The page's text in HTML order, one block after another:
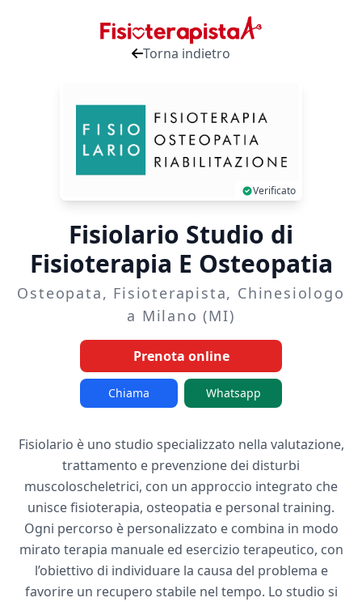
Torna indietro
Verificato
Fisiolario Studio di
Fisioterapia E Osteopatia
Osteopata, Fisioterapista, Chinesiologo
a Milano (MI)
Prenota online
Chiama Whatsapp
Fisiolario è uno studio specializzato nella valutazione,
trattamento e prevenzione dei disturbi
muscoloscheletrici, con un approccio integrato che
unisce fisioterapia, osteopatia e personal training.
Ogni percorso è personalizzato e combina in modo
mirato terapia manuale ed esercizio terapeutico, con
l’obiettivo di individuare la causa del problema e
favorire un recupero stabile nel tempo. Lo studio si